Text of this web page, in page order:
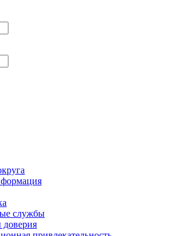
службы